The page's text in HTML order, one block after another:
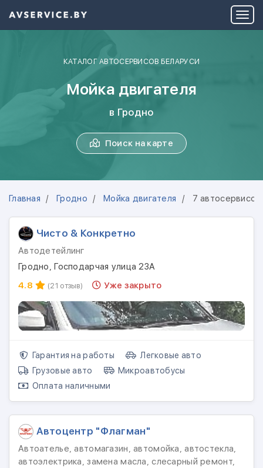
КАТАЛОГ АВТОСЕРВИСОВ БЕЛАРУСИ
Мойка двигателя
в Гродно
Поиск на карте
Главная Гродно Мойка двигателя 7 автосервисов
Чисто & Конкретно
Автодетейлинг
Гродно, Господарчая улица 23А
4.8
(21 отзыв) Уже закрыто
Гарантия на работы
Легковые авто
Грузовые авто
Микроавтобусы
Оплата наличными
Автоцентр "Флагман"
Автоателье, автомагазин, автомойка, автостекла,
автоэлектрика, замена масла, слесарный ремонт,